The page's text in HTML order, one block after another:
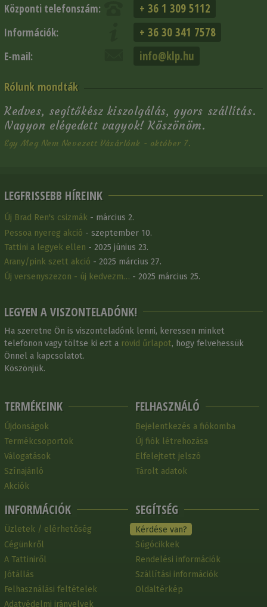
Központi telefonszám: + 36 1 309 5112
Információk: + 36 30 341 7578
E-mail: info@klp.hu
Rólunk mondták
Kedves, segítőkész kiszolgálás, gyors szállítás.
Nagyon elégedett vagyok! Köszönöm.
Egy Meg Nem Nevezett Vásárlónk - október 7.
LEGFRISSEBB HÍREINK
Új Brad Ren's csizmák - március 2.
Pessoa nyereg akció - szeptember 10.
Tattini a legyek ellen - 2025 június 23.
Arany/pink szett akció - 2025 március 27.
Új versenyszezon - új kedvezm… - 2025 március 25.
LEGYEN A VISZONTELADÓNK!
Ha szeretne Ön is viszonteladónk lenni, keressen minket
telefonon vagy töltse ki ezt a rövid űrlapot, hogy felvehessük
Önnel a kapcsolatot.
Köszönjük.
TERMÉKEINK
Újdonságok
Termékcsoportok
Válogatások
Színajánló
Akciók
INFORMÁCIÓK
Üzletek / elérhetőség
Cégünkről
A Tattiniről
Jótállás
Felhasználási feltételek
Adatvédelmi irányelvek
FELHASZNÁLÓ
Bejelentkezés a fiókomba
Új fiók létrehozása
Elfelejtett jelszó
Tárolt adatok
SEGÍTSÉG
Kérdése van?
Súgócikkek
Rendelési információk
Szállítási információk
Oldaltérkép